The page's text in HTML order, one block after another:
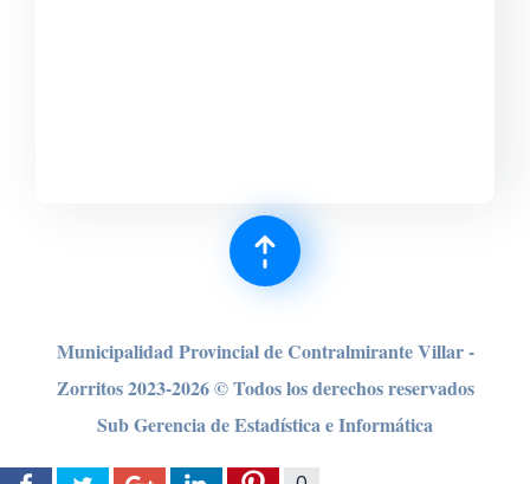
Municipalidad Provincial de Contralmirante Villar -
Zorritos 2023-2026 © Todos los derechos reservados
Sub Gerencia de Estadística e Informática